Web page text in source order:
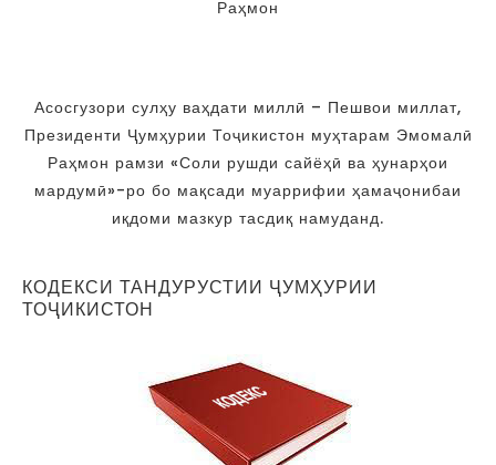
Раҳмон
Асосгузори сулҳу ваҳдати миллӣ – Пешвои миллат,
Президенти Ҷумҳурии Тоҷикистон муҳтарам Эмомалӣ
Раҳмон рамзи «Соли рушди сайёҳӣ ва ҳунарҳои
мардумӣ»-ро бо мақсади муаррифии ҳамаҷонибаи
иқдоми мазкур тасдиқ намуданд.
КОДЕКСИ ТАНДУРУСТИИ ҶУМҲУРИИ
ТОҶИКИСТОН